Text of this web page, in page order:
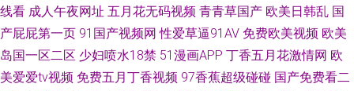
线看 成人午夜网址 五月花无码视频 青青草国产 欧美日韩乱 国
产屁屁第一页 91国产视频网 性爱草逼91AV 免费欧美视频 欧美
岛国一区二区 少妇喷水18禁 51漫画APP 丁香五月花激情网 欧
美爱爱tv视频 免费五月丁香视频 97香蕉超级碰碰 国产免费看二